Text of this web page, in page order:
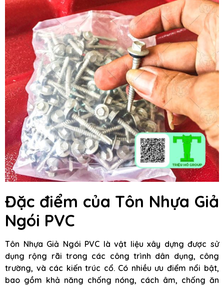
Đặc điểm của Tôn Nhựa Giả
Ngói PVC
Tôn Nhựa Giả Ngói PVC là vật liệu xây dựng được sử
dụng rộng rãi trong các công trình dân dụng, công
trường, và các kiến trúc cổ. Có nhiều ưu điểm nổi bật,
bao gồm khả năng chống nóng, cách âm, chống ăn